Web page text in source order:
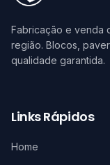
Fabricação e venda
região. Blocos,
qualidade garantida.
Links Rápidos
Home